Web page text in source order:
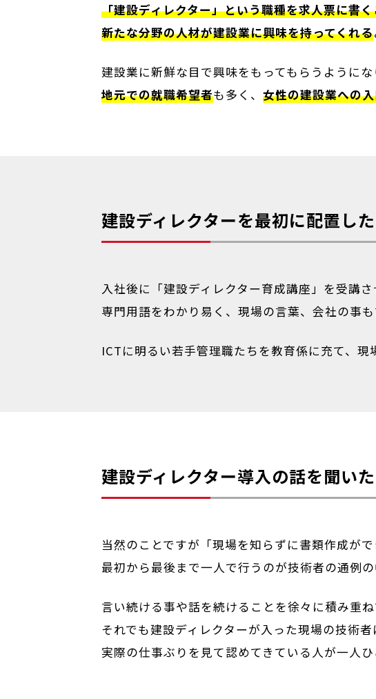
「建設ディレクター」という職種を求人票に書
新たな分野の人材が建設業に興味を持ってくれる
建設業に新鮮な目で興味をもってもらうようにな
地元での就職希望者も多く、 女性の建設業への
建設ディレクターを最初に配置し
入社後に「建設ディレクター育成講座」を受講さ
専門用語をわかり易く、現場の言葉、会社の事
ICTに明るい若手管理職たちを教育係に充て、現
建設ディレクター導入の話を聞い
当然のことですが「現場を知らずに書類作成が
最初から最後まで一人で行うのが技術者の通例
言い続ける事や話を続けることを徐々に積み重ね
それでも建設ディレクターが入った現場の技術者
実際の仕事ぶりを見て認めてきている人が一人ひ